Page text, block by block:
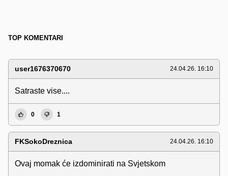
TOP KOMENTARI
user1676370670 24.04.26. 16:10
Satraste vise....
0 1
FKSokoDreznica 24.04.26. 16:10
Ovaj momak će izdominirati na Svjetskom